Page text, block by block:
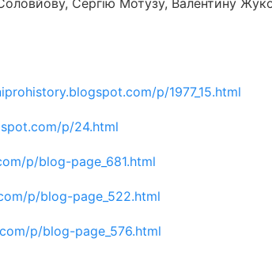
Сергію Мотузу, Валентину
p/1977_15.html
p/24.html
p/blog-page_681.html
p/blog-page_522.html
p/blog-page_576.html